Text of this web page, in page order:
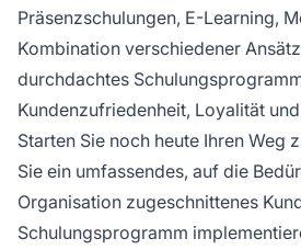
Präsenzschulungen, E-Learning,
Kombination verschiedener
durchdachtes
Kundenzufriedenheit, Loyalität
Starten Sie noch heute Ihren Weg
Sie ein umfassendes, auf die
Organisation zugeschnittenes
Schulungsprogramm